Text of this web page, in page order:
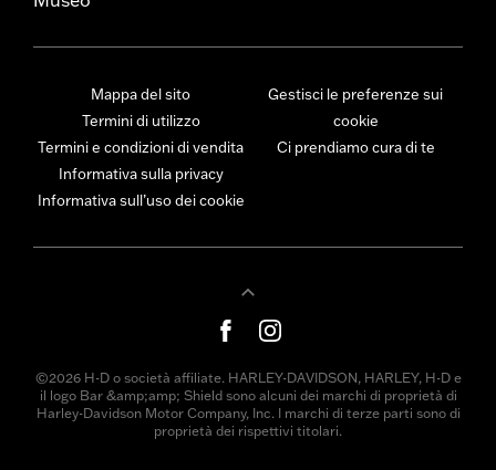
Mappa del sito
Termini di utilizzo
Termini e condizioni di vendita
Informativa sulla privacy
Informativa sull’uso dei cookie
Gestisci le preferenze sui
cookie
Ci prendiamo cura di te
©2026 H-D o società affiliate. HARLEY-DAVIDSON, HARLEY, H-D e
il logo Bar &amp;amp; Shield sono alcuni dei marchi di proprietà di
Harley-Davidson Motor Company, Inc. I marchi di terze parti sono di
proprietà dei rispettivi titolari.